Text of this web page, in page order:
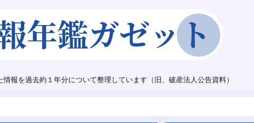
報を過去約１年分について整理しています（旧、破産法人公告資料）